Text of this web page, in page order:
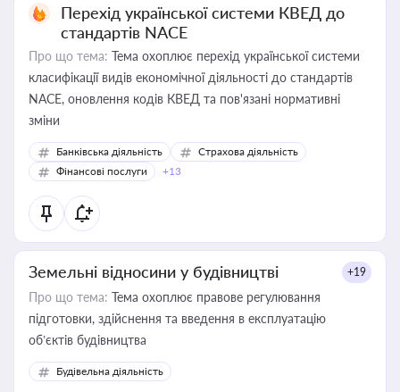
Перехід української системи КВЕД до
стандартів NACE
Про що тема: Тема охоплює перехід української системи
класифікації видів економічної діяльності до стандартів
NACE, оновлення кодів КВЕД та пов'язані нормативні
зміни
Банківська діяльність
Страхова діяльність
Фінансові послуги
+13
Земельні відносини у будівництві +19
Про що тема: Тема охоплює правове регулювання
підготовки, здійснення та введення в експлуатацію
об’єктів будівництва
Будівельна діяльність